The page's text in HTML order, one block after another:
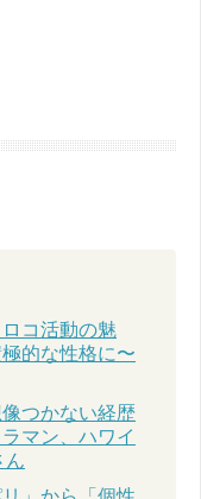
コ活動の魅
的な性格に〜
つかない経歴
マン、ハワイ
ん